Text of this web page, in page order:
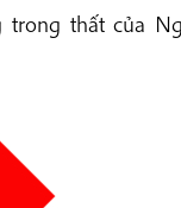
trong thất của